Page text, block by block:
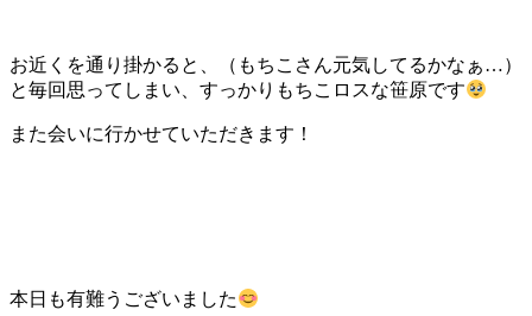
お近くを通り掛かると、（もちこさん元気してるかなぁ…）
と毎回思ってしまい、すっかりもちこロスな笹原です
また会いに行かせていただきます！
本日も有難うございました